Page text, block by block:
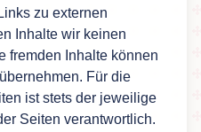
zu externen
Inhalte wir keinen
fremden Inhalte können
Für die
ist stets der jeweilige
Seiten verantwortlich.